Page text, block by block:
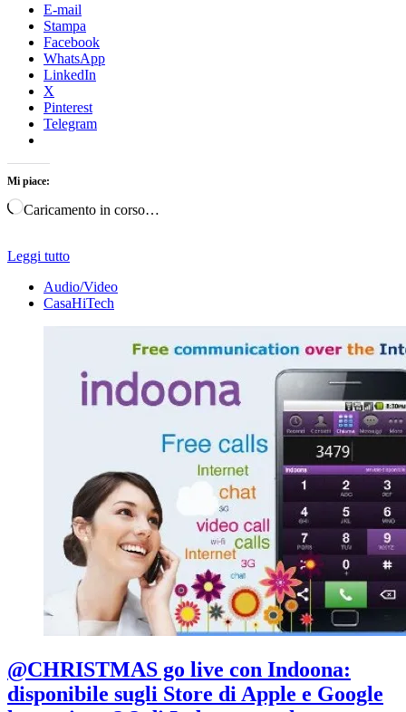
E-mail
Stampa
Facebook
WhatsApp
LinkedIn
X
Pinterest
Telegram
Mi piace:
Caricamento in corso…
Leggi tutto
Audio/Video
CasaHiTech
@CHRISTMAS go live con Indoona:
disponibile sugli Store di Apple e Google